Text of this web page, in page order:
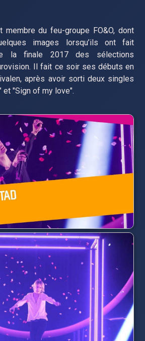
membre du feu-groupe FO&O, dont
images lorsqu’ils ont fait
la finale 2017 des sélections
Il fait ce soir ses débuts en
après avoir sorti deux singles
et "Sign of my love".